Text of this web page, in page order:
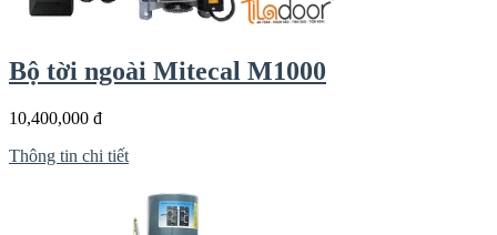
Bộ tời ngoài Mitecal M1000
10,400,000 đ
Thông tin chi tiết